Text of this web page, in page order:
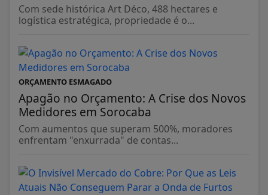
Com sede histórica Art Déco, 488 hectares e
logística estratégica, propriedade é o...
ORÇAMENTO ESMAGADO
Apagão no Orçamento: A Crise dos Novos
Medidores em Sorocaba
Com aumentos que superam 500%, moradores
enfrentam "enxurrada" de contas...